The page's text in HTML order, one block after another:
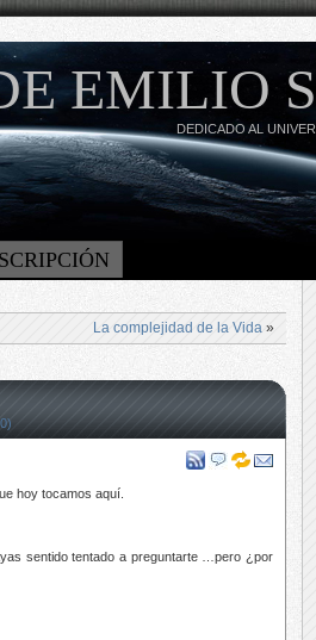
EMILIO
DEDICADO AL
La complejidad de la Vida »
hoy tocamos aquí.
sentido tentado a preguntarte …pero ¿por